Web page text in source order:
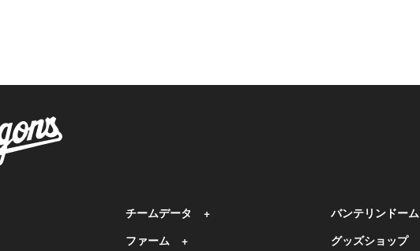
チームデータ
ファーム
バンテリンドーム
グッズショップ